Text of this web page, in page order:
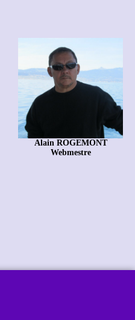
Alain ROGEMONT
Webmestre